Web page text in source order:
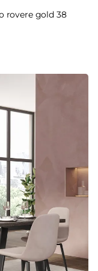
rovere gold 38